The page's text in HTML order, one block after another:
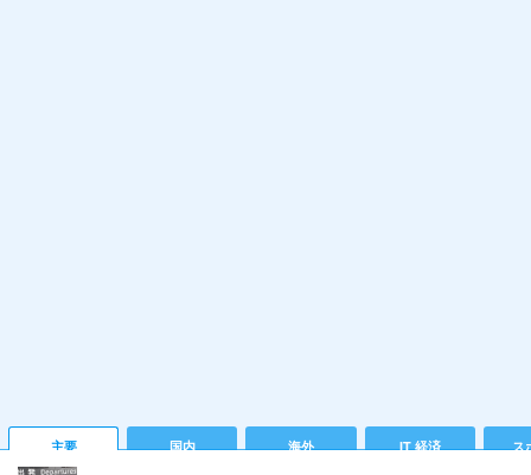
主要 国内 海外 IT 経済 ス